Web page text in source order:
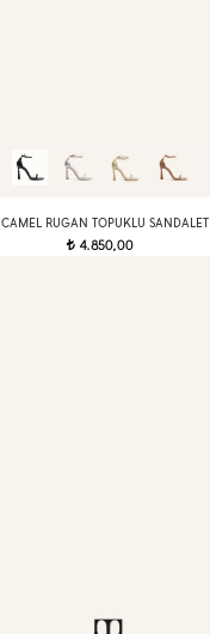
CAMEL RUGAN TOPUKLU SANDALET
t 4.850,00